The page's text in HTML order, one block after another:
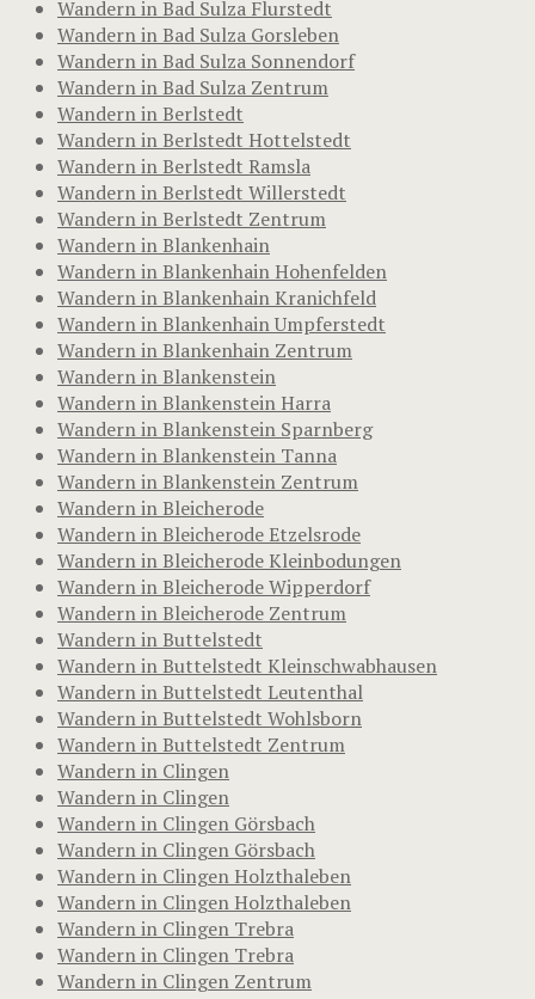
Wandern in Bad Sulza Flurstedt
Wandern in Bad Sulza Gorsleben
Wandern in Bad Sulza Sonnendorf
Wandern in Bad Sulza Zentrum
Wandern in Berlstedt
Wandern in Berlstedt Hottelstedt
Wandern in Berlstedt Ramsla
Wandern in Berlstedt Willerstedt
Wandern in Berlstedt Zentrum
Wandern in Blankenhain
Wandern in Blankenhain Hohenfelden
Wandern in Blankenhain Kranichfeld
Wandern in Blankenhain Umpferstedt
Wandern in Blankenhain Zentrum
Wandern in Blankenstein
Wandern in Blankenstein Harra
Wandern in Blankenstein Sparnberg
Wandern in Blankenstein Tanna
Wandern in Blankenstein Zentrum
Wandern in Bleicherode
Wandern in Bleicherode Etzelsrode
Wandern in Bleicherode Kleinbodungen
Wandern in Bleicherode Wipperdorf
Wandern in Bleicherode Zentrum
Wandern in Buttelstedt
Wandern in Buttelstedt Kleinschwabhausen
Wandern in Buttelstedt Leutenthal
Wandern in Buttelstedt Wohlsborn
Wandern in Buttelstedt Zentrum
Wandern in Clingen
Wandern in Clingen
Wandern in Clingen Görsbach
Wandern in Clingen Görsbach
Wandern in Clingen Holzthaleben
Wandern in Clingen Holzthaleben
Wandern in Clingen Trebra
Wandern in Clingen Trebra
Wandern in Clingen Zentrum